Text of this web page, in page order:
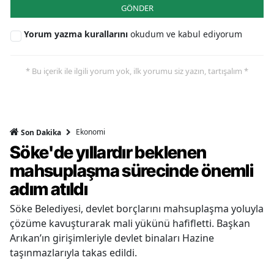
GÖNDER
Yorum yazma kurallarını okudum ve kabul ediyorum
* Bu içerik ile ilgili yorum yok, ilk yorumu siz yazın, tartışalım *
Son Dakika Ekonomi
Söke'de yıllardır beklenen
mahsuplaşma sürecinde önemli
adım atıldı
Söke Belediyesi, devlet borçlarını mahsuplaşma yoluyla
çözüme kavuşturarak mali yükünü hafifletti. Başkan
Arıkan’ın girişimleriyle devlet binaları Hazine
taşınmazlarıyla takas edildi.